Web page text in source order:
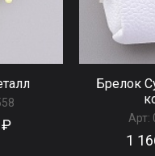
₽
Брелок
Арт:
1